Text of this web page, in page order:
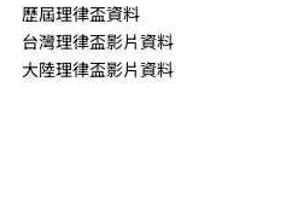
歷屆理律盃資料
台灣理律盃影片資料
大陸理律盃影片資料